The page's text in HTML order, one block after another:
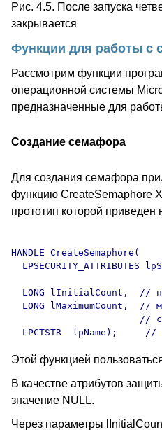
Рис. 4.5. После запуска
закрывается
Функции для работы с
Рассмотрим функции
операционной системы
предназначенные для
Создание семафора
Для создания семафора
функцию CreateSemaphore
прототип которой приведен
HANDLE CreateSemaphore(
LPSECURITY_ATTRIBUTES
LONG lInitialCount,  //
LONG lMaximumCount,  //
//
Этой функцией
В качестве атрибутов
значение NULL.
Через параметры